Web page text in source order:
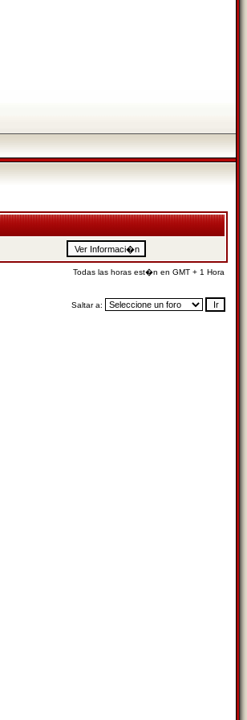
Todas las horas est�n en GMT + 1 Hora
Saltar a: